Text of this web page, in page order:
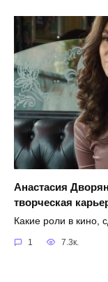
Анастасия
творческая
Какие роли в кино,
1 7.3к.